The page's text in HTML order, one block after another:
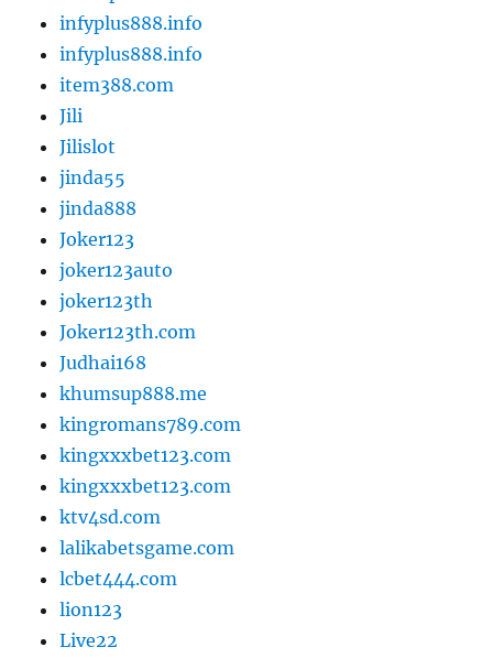
infyplus888.info
infyplus888.info
item388.com
Jili
Jilislot
jinda55
jinda888
Joker123
joker123auto
joker123th
Joker123th.com
Judhai168
khumsup888.me
kingromans789.com
kingxxxbet123.com
kingxxxbet123.com
ktv4sd.com
lalikabetsgame.com
lcbet444.com
lion123
Live22